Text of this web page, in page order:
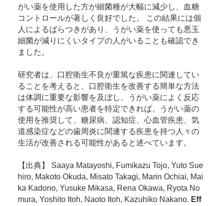
がい薬を使用した方が細菌種が大幅に減少し、血糖
コントロールが著しく良好でした。 この結果には個
人によるばらつきがあり、うがい薬を使っても悪玉
細菌が減りにくいタイプの人がいることも確認でき
ました。
研究者は、口腔衛生不良が重篤な疾患に関連してい
ることを考えると、口腔衛生を改善する簡単な方法
は体調に重要な影響を及ぼし、うがい薬によく反応
する可能性が高い患者を特定できれば、うがい薬の
使用を推奨して、糖尿病、認知症、心血管疾患、気
道感染症などの歯周炎に関連する疾患を持つ人々の
生活が改善される可能性があると述べています。
【出典】 Saaya Matayoshi, Fumikazu Tojo, Yuto Sue
hiro, Makoto Okuda, Misato Takagi, Marin Ochiai, Mai
ka Kadono, Yusuke Mikasa, Rena Okawa, Ryota No
mura, Yoshito Itoh, Naoto Itoh, Kazuhiko Nakano. Eff